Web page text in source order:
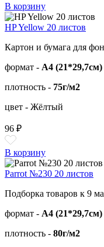
В корзину
HP Yellow 20 листов
Картон и бумага для
формат - А4 (21*29,7см)
плотность - 75г/м2
цвет - Жёлтый
96 ₽
В корзину
Parrot №230 20 листов
Подборка товаров к 9
формат - А4 (21*29,7см)
плотность - 80г/м2